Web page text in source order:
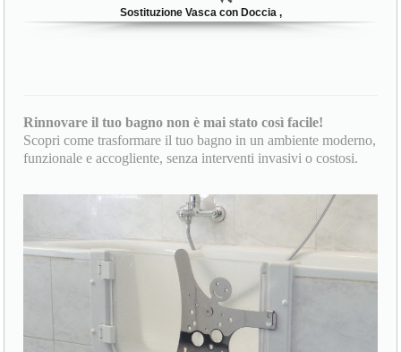
Sostituzione Vasca con Doccia ,
Rinnovare il tuo bagno non è mai stato così facile!
Scopri come trasformare il tuo bagno in un ambiente moderno,
funzionale e accogliente, senza interventi invasivi o costosi.